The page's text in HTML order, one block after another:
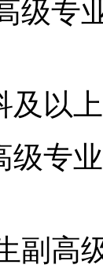
级专
及以
级专
副高